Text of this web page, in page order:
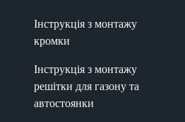
Інструкція з монтажу
кромки
Інструкція з монтажу
решітки для газону та
автостоянки